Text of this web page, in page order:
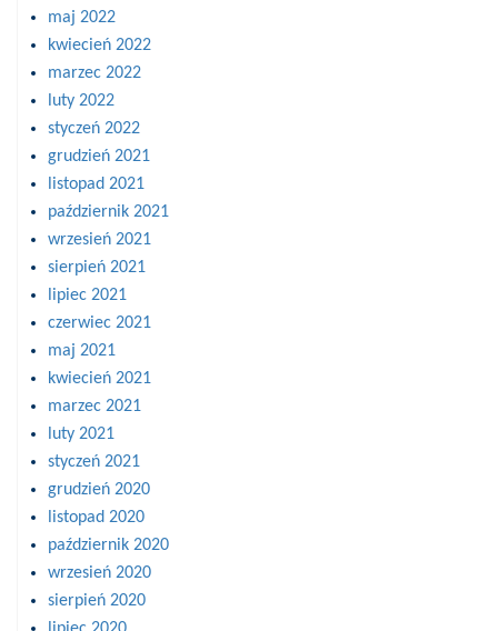
maj 2022
kwiecień 2022
marzec 2022
luty 2022
styczeń 2022
grudzień 2021
listopad 2021
październik 2021
wrzesień 2021
sierpień 2021
lipiec 2021
czerwiec 2021
maj 2021
kwiecień 2021
marzec 2021
luty 2021
styczeń 2021
grudzień 2020
listopad 2020
październik 2020
wrzesień 2020
sierpień 2020